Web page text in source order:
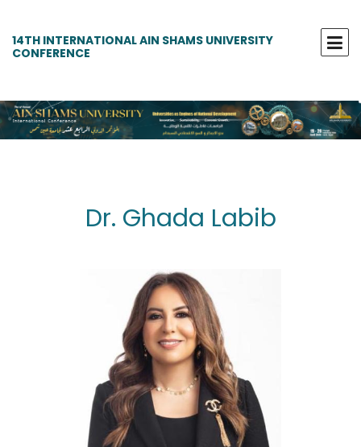
14TH INTERNATIONAL AIN SHAMS UNIVERSITY
CONFERENCE
Dr. Ghada Labib